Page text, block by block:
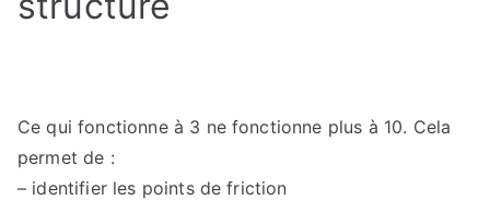
Ce qui fonctionne à 3 ne fonctionne plus à 10. Cela
permet de :
– identifier les points de friction